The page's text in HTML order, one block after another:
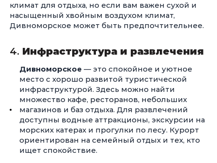
климат для отдыха, но если вам важен сухой и
насыщенный хвойным воздухом климат,
Дивноморское может быть предпочтительнее.
4. Инфраструктура и развлечения
Дивноморское — это спокойное и уютное
место с хорошо развитой туристической
инфраструктурой. Здесь можно найти
множество кафе, ресторанов, небольших
магазинов и баз отдыха. Для развлечений
доступны водные аттракционы, экскурсии на
морских катерах и прогулки по лесу. Курорт
ориентирован на семейный отдых и тех, кто
ищет спокойствие.